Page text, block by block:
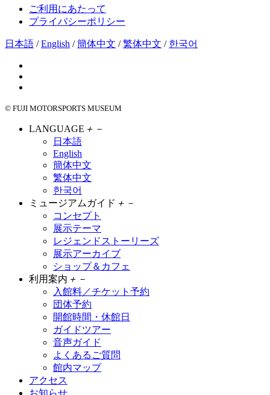
ご利用にあたって
プライバシーポリシー
日本語 /English /簡体中文 /繁体中文 / 한국어
© FUJI MOTORSPORTS MUSEUM
LANGUAGE ＋ －
日本語
English
簡体中文
繁体中文
한국어
ミュージアムガイド ＋ －
コンセプト
展示テーマ
レジェンドストーリーズ
展示アーカイブ
ショップ＆カフェ
利用案内 ＋ －
入館料／チケット予約
団体予約
開館時間・休館日
ガイドツアー
音声ガイド
よくあるご質問
館内マップ
アクセス